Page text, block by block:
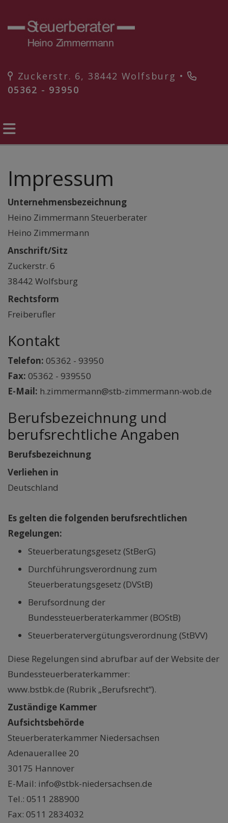
Zuckerstr. 6, 38442 Wolfsburg •
05362 - 93950
Impressum
Unternehmensbezeichnung
Heino Zimmermann Steuerberater
Heino Zimmermann
Anschrift/Sitz
Zuckerstr. 6
38442 Wolfsburg
Rechtsform
Freiberufler
Kontakt
Telefon: 05362 - 93950
Fax: 05362 - 939550
E-Mail: h.zimmermann@stb-zimmermann-wob.de
Berufsbezeichnung und
berufsrechtliche Angaben
Berufsbezeichnung
Verliehen in
Deutschland
Es gelten die folgenden berufsrechtlichen
Regelungen:
Steuerberatungsgesetz (StBerG)
Durchführungsverordnung zum
Steuerberatungsgesetz (DVStB)
Berufsordnung der
Bundessteuerberaterkammer (BOStB)
Steuerberatervergütungsverordnung (StBVV)
Diese Regelungen sind abrufbar auf der Website der
Bundessteuerberaterkammer:
www.bstbk.de (Rubrik „Berufsrecht“).
Zuständige Kammer
Aufsichtsbehörde
Steuerberaterkammer Niedersachsen
Adenauerallee 20
30175 Hannover
E-Mail: info@stbk-niedersachsen.de
Tel.: 0511 288900
Fax: 0511 2834032